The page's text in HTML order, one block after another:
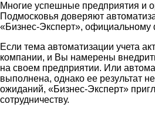
Многие успешные предприятия и
Подмосковья доверяют
«Бизнес-Эксперт», официальному
Если тема автоматизации учета
компании, и Вы намерены
на своем предприятии. Или
выполнена, однако ее результат
ожиданий, «Бизнес-Эксперт»
сотрудничеству.